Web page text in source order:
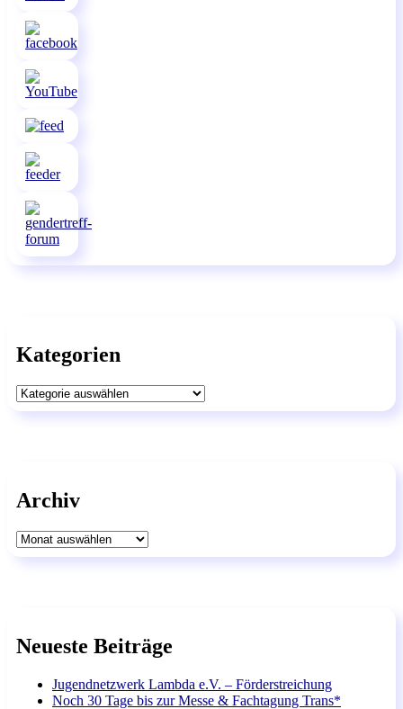
Kategorien
Kategorien
Archiv
Archiv
Neueste Beiträge
Jugendnetzwerk Lambda e.V. – Förderstreichung
Noch 30 Tage bis zur Messe & Fachtagung Trans*